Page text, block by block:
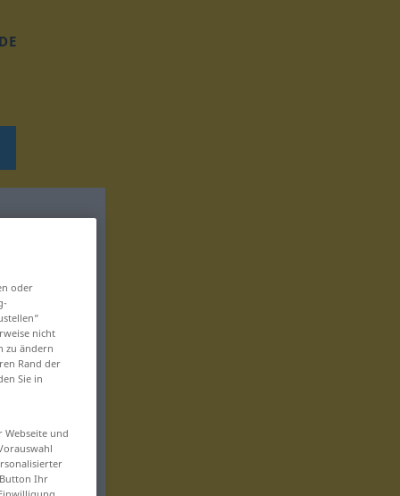
DE
oder
nicht
zu ändern
Rand der
Sie in
und
Ihr